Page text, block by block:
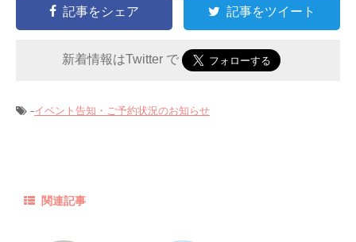
記事をシェア 記事をツイート
新着情報はTwitter で
-イベント告知・ご予約状況のお知らせ
関連記事